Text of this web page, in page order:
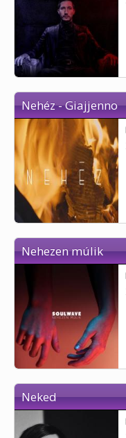
Nehéz - Giajjenno
Nehezen múlik
Neked